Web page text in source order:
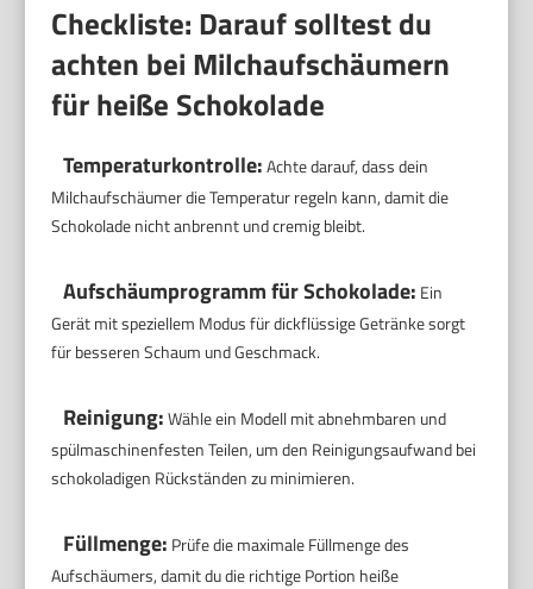
Checkliste: Darauf solltest du
achten bei Milchaufschäumern
für heiße Schokolade
Temperaturkontrolle:Achte darauf, dass dein
Milchaufschäumer die Temperatur regeln kann, damit die
Schokolade nicht anbrennt und cremig bleibt.
Aufschäumprogramm für Schokolade: Ein
Gerät mit speziellem Modus für dickflüssige Getränke sorgt
für besseren Schaum und Geschmack.
Reinigung:Wähle ein Modell mit abnehmbaren und
spülmaschinenfesten Teilen, um den Reinigungsaufwand bei
schokoladigen Rückständen zu minimieren.
Füllmenge: Prüfe die maximale Füllmenge des
Aufschäumers, damit du die richtige Portion heiße